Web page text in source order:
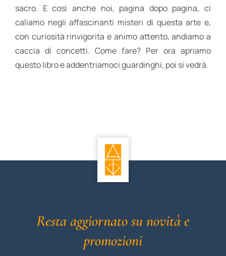
sacro. E così anche noi, pagina dopo pagina, ci
caliamo negli affascinanti misteri di questa arte e,
con curiosità rinvigorita e animo attento, andiamo a
caccia di concetti. Come fare? Per ora apriamo
questo libro e addentriamoci guardinghi, poi si vedrà.
Resta aggiornato su novità e
promozioni